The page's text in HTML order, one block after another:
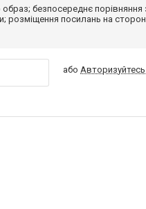
безпосереднє
розміщення посилань на
абоАвторизуйтесь